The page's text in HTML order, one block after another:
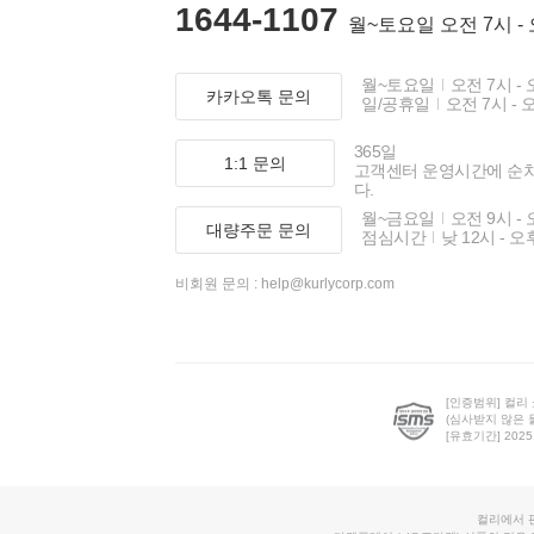
1644-1107 월~토요일 오전 7시 -
카카오톡 문의
월~토요일
오전 7시 -
일/공휴일
오전 7시 -
1:1 문의
365일
고객센터 운영시간에 순
다.
대량주문 문의
월~금요일
오전 9시 -
점심시간
낮 12시 - 오
비회원 문의 : help@kurlycorp.com
[인증범위] 컬리
(심사받지 않은
[유효기간]
컬리에서